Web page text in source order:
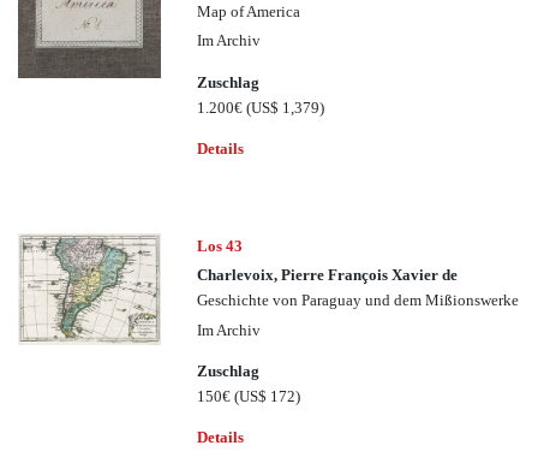
Map of America
Im Archiv
Zuschlag
1.200€(US$ 1,379)
Details
Los 43
Charlevoix, Pierre François Xavier de
Geschichte von Paraguay und dem Mißionswerke
Im Archiv
Zuschlag
150€(US$ 172)
Details